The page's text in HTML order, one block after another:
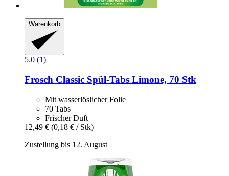
Warenkorb
5.0 (1)
Frosch Classic Spül-​Tabs Limone, 70 Stk
Mit wasserlöslicher Folie
70 Tabs
Frischer Duft
12,49 € (0,18 € / Stk)
Zustellung bis 12. August